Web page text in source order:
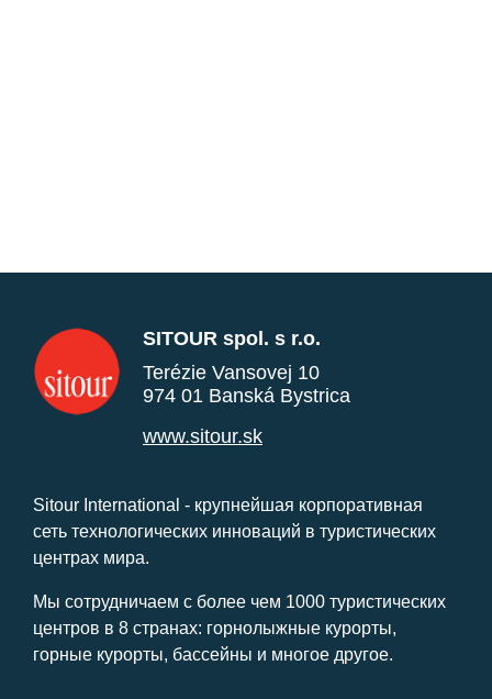
SITOUR spol. s r.o.
Terézie Vansovej 10
974 01 Banská Bystrica
www.sitour.sk
Sitour International - крупнейшая корпоративная
сеть технологических инноваций в туристических
центрах мира.
Мы сотрудничаем с более чем 1000 туристических
центров в 8 странах: горнолыжные курорты,
горные курорты, бассейны и многое другое.